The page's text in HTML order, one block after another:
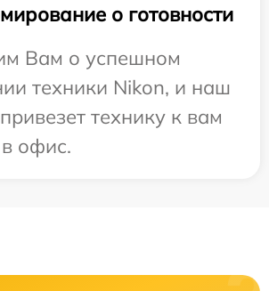
о готовности
Вам о успешном
техники Nikon, и наш
технику к вам
офис.